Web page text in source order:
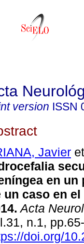
version ISSN
Javier
en un
un caso en
. Acta
n.1,
doi.org/